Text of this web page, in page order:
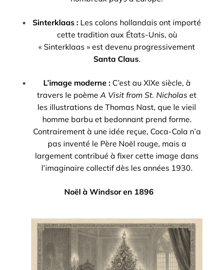
Sinterklaas : Les colons hollandais ont importé
cette tradition aux États-Unis, où
« Sinterklaas » est devenu progressivement
Santa Claus.
L’image moderne :C’est au XIXe siècle, à
travers le poème A Visit from St. Nicholas et
les illustrations de Thomas Nast, que le vieil
homme barbu et bedonnant prend forme.
Contrairement à une idée reçue, Coca-Cola n’a
pas inventé le Père Noël rouge, mais a
largement contribué à fixer cette image dans
l’imaginaire collectif dès les années 1930.
Noël à Windsor en 1896